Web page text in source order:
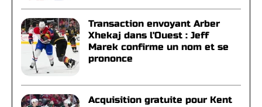
Transaction envoyant Arber
Xhekaj dans l'Ouest : Jeff
Marek confirme un nom et se
prononce
Acquisition gratuite pour Kent